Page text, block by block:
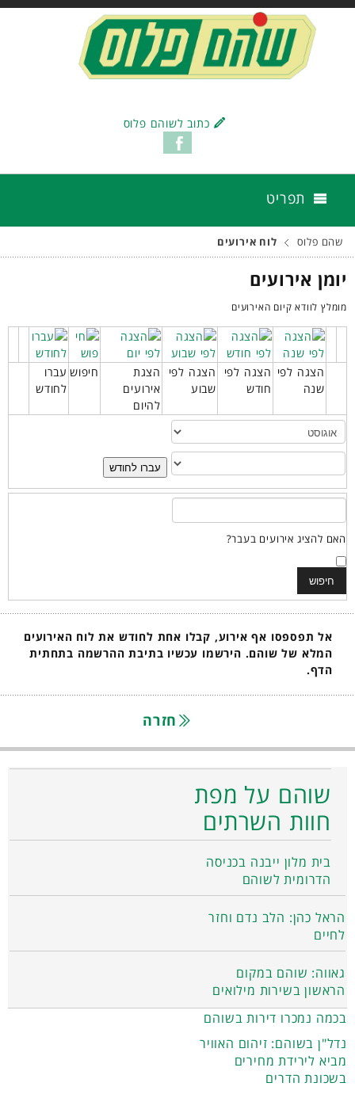
כתוב לשוהם פלוס
תפריט
שהם פלוס לוח אירועים
יומן אירועים
מומלץ לוודא קיום האירועים
הצגה לפי
שנה
הצגה לפי
חודש
הצגה לפי
שבוע
הצגת
אירועים
להיום
חיפוש עברו
לחודש
עברו לחודש
האם להציג אירועים בעבר?
אל תפספסו אף אירוע, קבלו אחת לחודש את לוח האירועים
המלא של שוהם. הירשמו עכשיו בתיבת ההרשמה בתחתית
הדף.
חזרה
שוהם על מפת
חוות השרתים
בית מלון ייבנה בכניסה
הדרומית לשוהם
הראל כהן: הלב נדם וחזר
לחיים
גאווה: שוהם במקום
הראשון בשירות מילואים
בכמה נמכרו דירות בשוהם
נדל"ן בשוהם: זיהום האוויר
מביא לירידת מחירים
בשכונת הדרים